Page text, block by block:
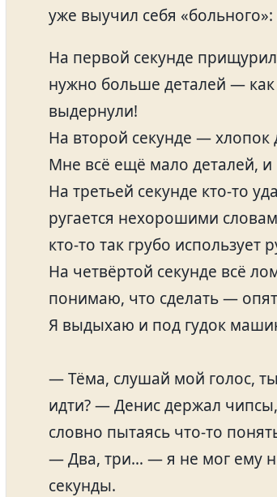
уже выучил себя
На первой секунде
нужно больше деталей —
выдернули!
На второй секунде — хлопок
Мне всё ещё мало деталей,
На третьей секунде кто‑то
ругается нехорошими
кто‑то так грубо использует
На четвёртой секунде всё
понимаю, что сделать —
Я выдыхаю и под гудок
— Тёма, слушай мой голос,
идти? — Денис держал
словно пытаясь что‑то
— Два, три… — я не мог ему
секунды.